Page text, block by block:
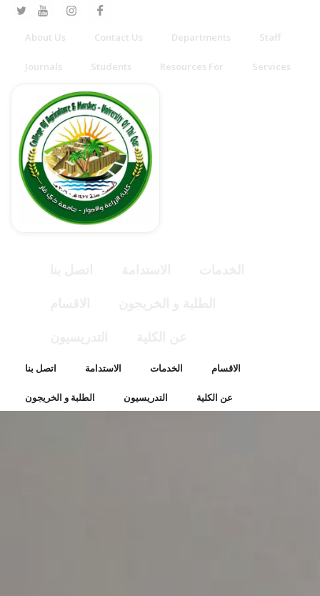
About Us Contact Us Departments Staff
Journals Students Resources For Services
اتصل بنا الاستدامة الخدمات الاقسام
الطلبة و الخريجون التدريسيون عن الكلية